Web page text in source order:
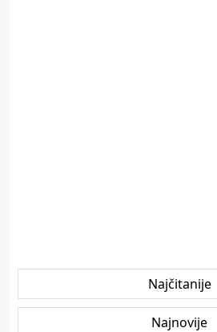
Najčitanije
Najnovije